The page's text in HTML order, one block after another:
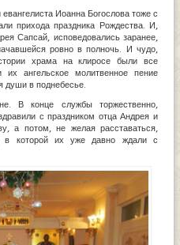
Иоанна Богослова тоже с
прихода праздника Рождества. И,
Сапсай, исповедовались заранее,
ровно в полночь. И чудо,
храма на клиросе были все
их ангельское молитвенное пение
души в поднебесье.
В конце службы торжественно,
с праздником отца Андрея и
а потом, не желая расставаться,
в которой их уже давно ждали с